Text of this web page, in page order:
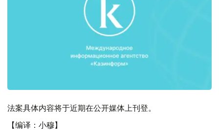
法案具体内容将于近期在公开媒体上刊登。
【编译：小穆】